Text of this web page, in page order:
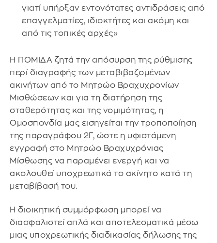
γιατί υπήρξαν εντονότατες αντιδράσεις από
επαγγελματίες, ιδιοκτήτες και ακόμη και
από τις τοπικές αρχές»
Η ΠΟΜΙΔΑ ζητά την απόσυρση της ρύθμισης
περί διαγραφής των μεταβιβαζομένων
ακινήτων από το Μητρώο Βραχυχρονίων
Μισθώσεων και για τη διατήρηση της
σταθερότητας και της νομιμότητας, η
Ομοσπονδία μας εισηγείται την τροποποίηση
της παραγράφου 2Γ, ώστε η υφιστάμενη
εγγραφή στο Μητρώο Βραχυχρόνιας
Μίσθωσης να παραμένει ενεργή και να
ακολουθεί υποχρεωτικά το ακίνητο κατά τη
μεταβίβασή του.
Η διοικητική συμμόρφωση μπορεί να
διασφαλιστεί απλά και αποτελεσματικά μέσω
μιας υποχρεωτικής διαδικασίας δήλωσης της